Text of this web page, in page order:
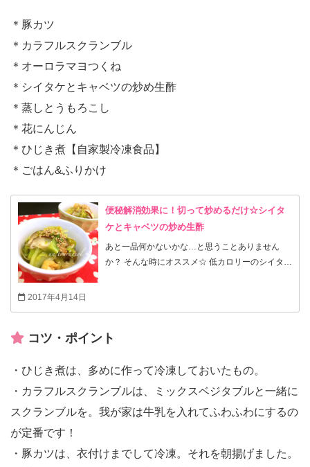
＊豚カツ
＊カラフルスクランブル
＊オーロラマヨつくね
＊シイタケとキャベツの炒め生酢
＊蒸しとうもろこし
＊花にんじん
＊ひじき煮【自家製冷凍食品】
＊ごはん&ふりかけ
便秘解消効果に！切って炒めるだけ☆シイタ
ケとキャベツの炒め生酢
あと一品何かないかな…と思うことありません
か？ そんな時にオススメ☆ 低カロリーのシイタケ
疫力の向上に効果があります。 免疫力や代謝機能
ルカンと合わせることでストレスを緩和してくれ
る効果が期待できます。 エリタデニンという成分
が、血中のコレステロールを下げ、血液をサラサ
ラにしてくれる効果があるので、高血圧や動脈硬
べれる料理がオススメですよ♪ 不溶性食物繊維*が
2017年4月14日
コツ・ポイント
・ひじき煮は、多めに作って冷凍しておいたもの。
・カラフルスクランブルは、ミックスベジタブルと一緒に
スクランブルを。我が家は牛乳を入れてふわふわにするの
が定番です！
・豚カツは、衣付けまでして冷凍。それを朝揚げました。